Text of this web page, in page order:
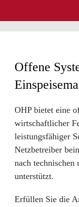
Inhalt
springen
Offene
OHP bietet eine
wirtschaftlicher
leistungsfähiger
Netzbetreiber
nach technischen
unterstützt.
Erfüllen Sie die